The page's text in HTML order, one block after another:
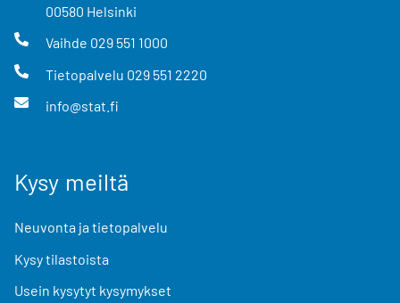
00580 Helsinki
Vaihde 029 551 1000
Tietopalvelu 029 551 2220
info@stat.fi
Kysy meiltä
Neuvonta ja tietopalvelu
Kysy tilastoista
Usein kysytyt kysymykset